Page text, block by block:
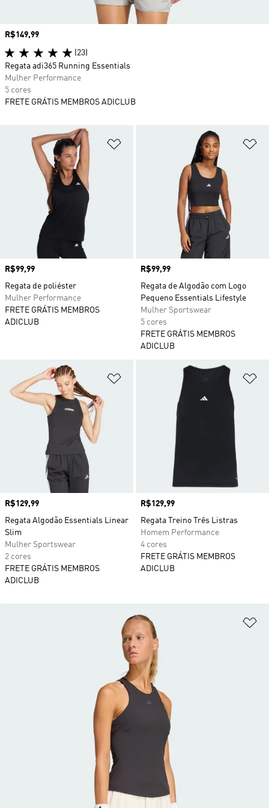
Adicionar à Lista de Desejos
Preço
R$99,99
Regata de poliéster
Mulher Performance
FRETE GRÁTIS MEMBROS
ADICLUB
Preço
R$99,99
Regata de Algodão com Logo
Pequeno Essentials Lifestyle
Mulher Sportswear
5 cores
FRETE GRÁTIS MEMBROS
ADICLUB
Adicionar à Lista de Desejos
Preço
R$129,99
Regata Algodão Essentials Linear
Slim
Mulher Sportswear
2 cores
FRETE GRÁTIS MEMBROS
ADICLUB
Preço
R$129,99
Regata Treino Três Listras
Homem Performance
4 cores
FRETE GRÁTIS MEMBROS
ADICLUB
Preço
R$149,99
(23)
Regata adi365 Running Essentials
Mulher Performance
5 cores
FRETE GRÁTIS MEMBROS ADICLUB